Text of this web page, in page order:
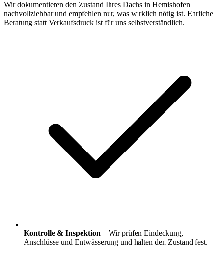
Wir dokumentieren den Zustand Ihres Dachs in Hemishofen
nachvollziehbar und empfehlen nur, was wirklich nötig ist. Ehrliche
Beratung statt Verkaufsdruck ist für uns selbstverständlich.
Kontrolle & Inspektion – Wir prüfen Eindeckung,
Anschlüsse und Entwässerung und halten den Zustand fest.